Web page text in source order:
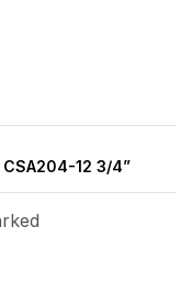
CSA204-12 3/4”